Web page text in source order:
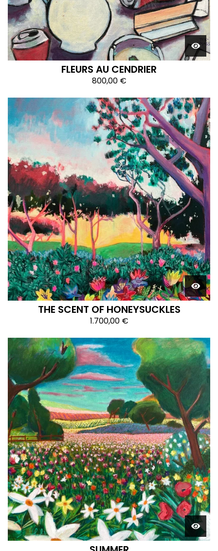
FLEURS AU CENDRIER
800,00 €
THE SCENT OF HONEYSUCKLES
1.700,00 €